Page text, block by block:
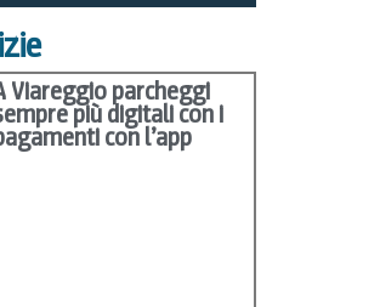
Viareggio parcheggi
più digitali con i
con l’app